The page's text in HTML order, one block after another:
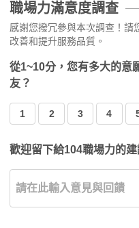
職場力滿意度調查
感謝您撥冗參與本次調查！請
改善和提升服務品質。
從1~10分，您有多大的意
友？
1 2 3 4
歡迎留下給104職場力的